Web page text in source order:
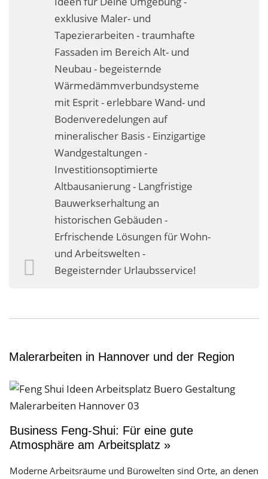
Kontakt
Navigation schließen
exklusive Maler- und
Tapezierarbeiten - traumhafte
Fassaden im Bereich Alt- und
Neubau - begeisternde
Wärmedämmverbundsysteme
mit Esprit - erlebbare Wand- und
Bodenveredelungen auf
mineralischer Basis - Einzigartige
Wandgestaltungen -
Investitionsoptimierte
Altbausanierung - Langfristige
Bauwerkserhaltung an
historischen Gebäuden -
Erfrischende Lösungen für Wohn-
und Arbeitswelten -
Begeisternder Urlaubsservice!
Malerarbeiten in Hannover und der Region
Business Feng-Shui: Für eine gute
Atmosphäre am Arbeitsplatz »
Moderne Arbeitsräume und Bürowelten sind Orte, an denen